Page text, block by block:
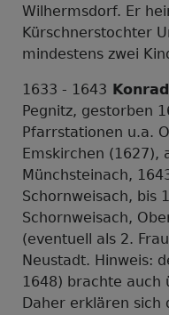
Wilhermsdorf. Er
Kürschnerstochter
mindestens zwei
1633 - 1643
Pegnitz, gestorben
Pfarrstationen u.a.
Emskirchen (1627),
Münchsteinach,
Schornweisach, bis
Schornweisach,
(eventuell als 2.
Neustadt. Hinweis:
1648) brachte auch
Daher erklären sich